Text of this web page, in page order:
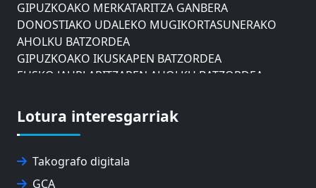
DONOSTIAKO UDALEKO MUGIKORTASUNERAKO
AHOLKU BATZORDEA
GIPUZKOAKO IKUSKAPEN BATZORDEA
EUSKO JAURLARITZAREN AHOLKU BATZORDEA
EUSKO IKASKUNTZA
EXPOLOGISTIKA
FEVATRANS (EUSKAL GARRAIO FEDERAZIOA)
FITRANS
Lotura interesgarriak
Takografo digitala
GCA